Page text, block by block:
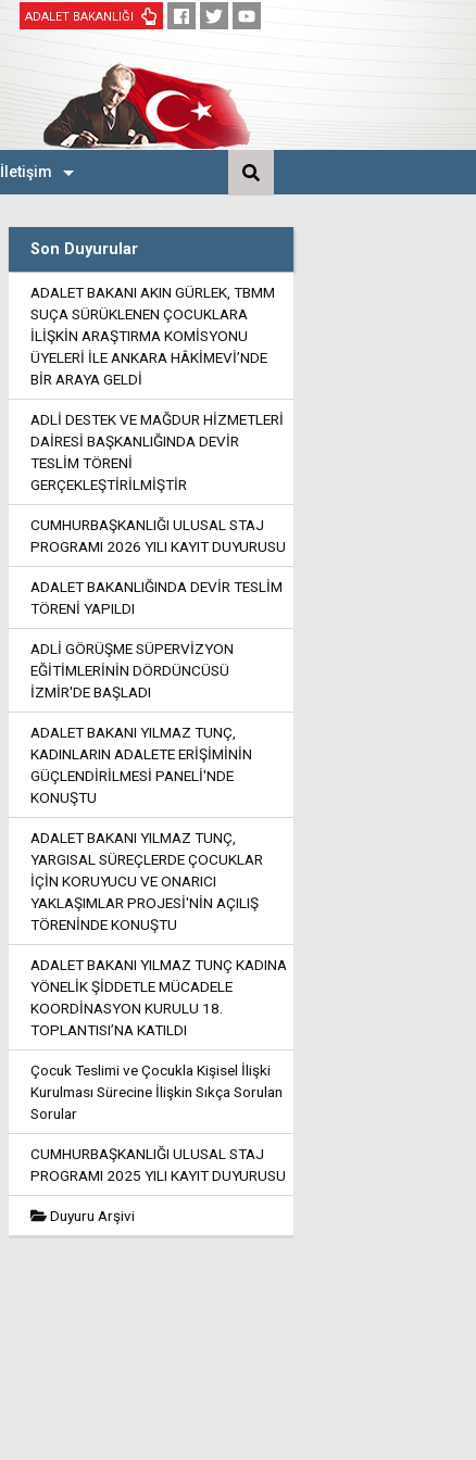
ADALET BAKANLIĞI
İletişim
Son Duyurular
ADALET BAKANI AKIN GÜRLEK, TBMM
SUÇA SÜRÜKLENEN ÇOCUKLARA
İLİŞKİN ARAŞTIRMA KOMİSYONU
ÜYELERİ İLE ANKARA HÂKİMEVİ’NDE
BİR ARAYA GELDİ
ADLİ DESTEK VE MAĞDUR HİZMETLERİ
DAİRESİ BAŞKANLIĞINDA DEVİR
TESLİM TÖRENİ
GERÇEKLEŞTİRİLMİŞTİR
CUMHURBAŞKANLIĞI ULUSAL STAJ
PROGRAMI 2026 YILI KAYIT DUYURUSU
ADALET BAKANLIĞINDA DEVİR TESLİM
TÖRENİ YAPILDI
ADLİ GÖRÜŞME SÜPERVİZYON
EĞİTİMLERİNİN DÖRDÜNCÜSÜ
İZMİR'DE BAŞLADI
ADALET BAKANI YILMAZ TUNÇ,
KADINLARIN ADALETE ERİŞİMİNİN
GÜÇLENDİRİLMESİ PANELİ'NDE
KONUŞTU
ADALET BAKANI YILMAZ TUNÇ,
YARGISAL SÜREÇLERDE ÇOCUKLAR
İÇİN KORUYUCU VE ONARICI
YAKLAŞIMLAR PROJESİ'NİN AÇILIŞ
TÖRENİNDE KONUŞTU
ADALET BAKANI YILMAZ TUNÇ KADINA
YÖNELİK ŞİDDETLE MÜCADELE
KOORDİNASYON KURULU 18.
TOPLANTISI’NA KATILDI
Çocuk Teslimi ve Çocukla Kişisel İlişki
Kurulması Sürecine İlişkin Sıkça Sorulan
Sorular
CUMHURBAŞKANLIĞI ULUSAL STAJ
PROGRAMI 2025 YILI KAYIT DUYURUSU
Duyuru Arşivi